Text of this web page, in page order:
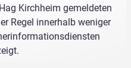
Kirchheim gemeldeten
Regel innerhalb weniger